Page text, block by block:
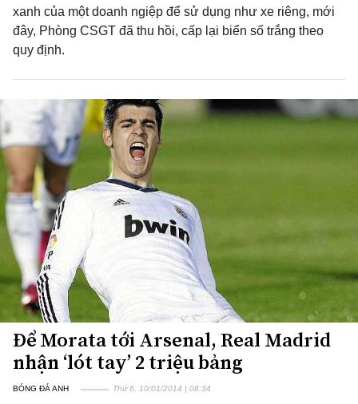
xanh của một doanh ngiệp để sử dụng như xe riêng, mới
đây, Phòng CSGT đã thu hồi, cấp lại biển số trắng theo
quy định.
Để Morata tới Arsenal, Real Madrid
nhận ‘lót tay’ 2 triệu bảng
BÓNG ĐÁ ANH Thứ 6, 10/01/2014 | 08:34